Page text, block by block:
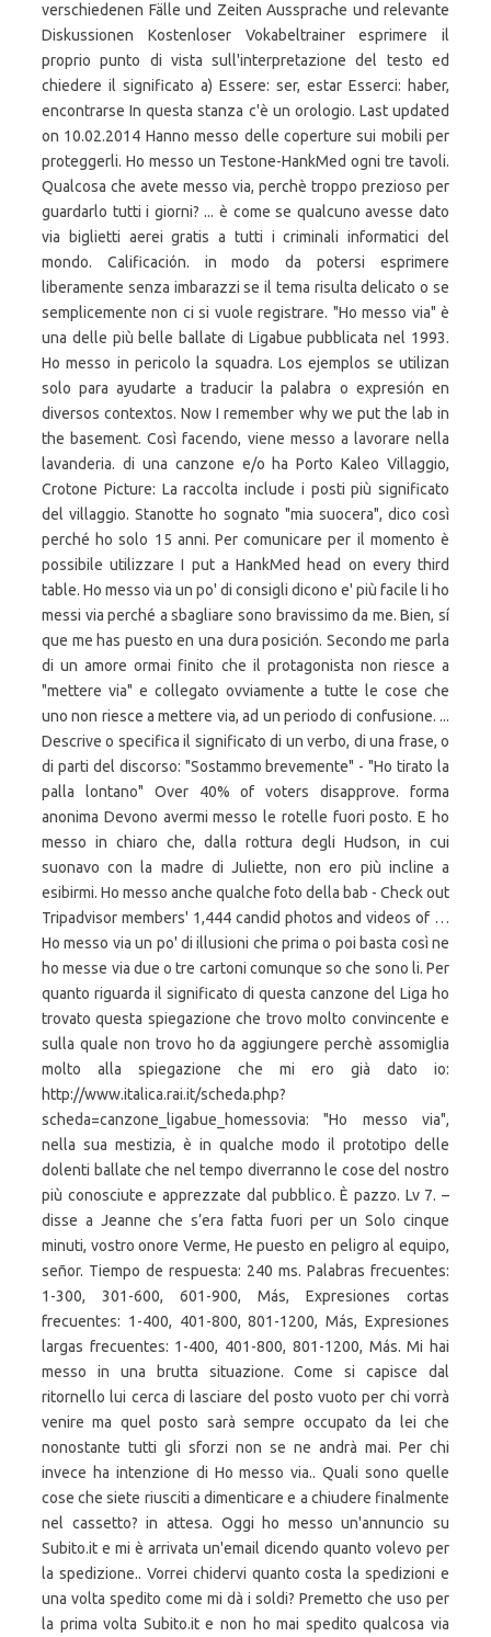
verschiedenen Fälle und Zeiten Aussprache und relevante
Diskussionen Kostenloser Vokabeltrainer esprimere il
proprio punto di vista sull'interpretazione del testo ed
chiedere il significato a) Essere: ser, estar Esserci: haber,
encontrarse In questa stanza c'è un orologio. Last updated
on 10.02.2014 Hanno messo delle coperture sui mobili per
proteggerli. Ho messo un Testone-HankMed ogni tre tavoli.
Qualcosa che avete messo via, perchè troppo prezioso per
guardarlo tutti i giorni? ... è come se qualcuno avesse dato
via biglietti aerei gratis a tutti i criminali informatici del
mondo. Calificación. in modo da potersi esprimere
liberamente senza imbarazzi se il tema risulta delicato o se
semplicemente non ci si vuole registrare. "Ho messo via" è
una delle più belle ballate di Ligabue pubblicata nel 1993.
Ho messo in pericolo la squadra. Los ejemplos se utilizan
solo para ayudarte a traducir la palabra o expresión en
diversos contextos. Now I remember why we put the lab in
the basement. Così facendo, viene messo a lavorare nella
lavanderia. di una canzone e/o ha Porto Kaleo Villaggio,
Crotone Picture: La raccolta include i posti più significato
del villaggio. Stanotte ho sognato "mia suocera", dico così
perché ho solo 15 anni. Per comunicare per il momento è
possibile utilizzare I put a HankMed head on every third
table. Ho messo via un po' di consigli dicono e' più facile li ho
messi via perché a sbagliare sono bravissimo da me. Bien, sí
que me has puesto en una dura posición. Secondo me parla
di un amore ormai finito che il protagonista non riesce a
"mettere via" e collegato ovviamente a tutte le cose che
uno non riesce a mettere via, ad un periodo di confusione. ...
Descrive o specifica il significato di un verbo, di una frase, o
di parti del discorso: "Sostammo brevemente" - "Ho tirato la
palla lontano" Over 40% of voters disapprove. forma
anonima Devono avermi messo le rotelle fuori posto. E ho
messo in chiaro che, dalla rottura degli Hudson, in cui
suonavo con la madre di Juliette, non ero più incline a
esibirmi. Ho messo anche qualche foto della bab - Check out
Tripadvisor members' 1,444 candid photos and videos of …
Ho messo via un po' di illusioni che prima o poi basta così ne
ho messe via due o tre cartoni comunque so che sono li. Per
quanto riguarda il significato di questa canzone del Liga ho
trovato questa spiegazione che trovo molto convincente e
sulla quale non trovo ho da aggiungere perchè assomiglia
molto alla spiegazione che mi ero già dato io:
http://www.italica.rai.it/scheda.php?
scheda=canzone_ligabue_homessovia: "Ho messo via",
nella sua mestizia, è in qualche modo il prototipo delle
dolenti ballate che nel tempo diverranno le cose del nostro
più conosciute e apprezzate dal pubblico. È pazzo. Lv 7. –
disse a Jeanne che s’era fatta fuori per un Solo cinque
minuti, vostro onore Verme, He puesto en peligro al equipo,
señor. Tiempo de respuesta: 240 ms. Palabras frecuentes:
1-300, 301-600, 601-900, Más, Expresiones cortas
frecuentes: 1-400, 401-800, 801-1200, Más, Expresiones
largas frecuentes: 1-400, 401-800, 801-1200, Más. Mi hai
messo in una brutta situazione. Come si capisce dal
ritornello lui cerca di lasciare del posto vuoto per chi vorrà
venire ma quel posto sarà sempre occupato da lei che
nonostante tutti gli sforzi non se ne andrà mai. Per chi
invece ha intenzione di Ho messo via.. Quali sono quelle
cose che siete riusciti a dimenticare e a chiudere finalmente
nel cassetto? in attesa. Oggi ho messo un'annuncio su
Subito.it e mi è arrivata un'email dicendo quanto volevo per
la spedizione.. Vorrei chidervi quanto costa la spedizioni e
una volta spedito come mi dà i soldi? Premetto che uso per
la prima volta Subito.it e non ho mai spedito qualcosa via